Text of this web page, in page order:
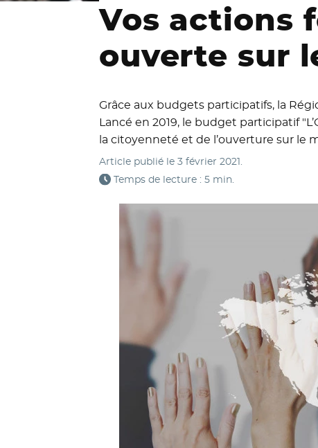
Vos actions
ouverte sur
Grâce aux budgets participatifs, la
Lancé en 2019, le budget participatif
la citoyenneté et de l’ouverture sur le
Article publié le 3 février 2021.
Temps de lecture : 5 min.